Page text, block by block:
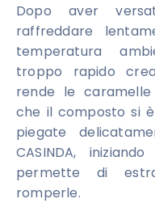
Dopo aver
raffreddare
temperatura
troppo rapido
rende le
che il composto si
piegate
CASINDA,
permette di
romperle.